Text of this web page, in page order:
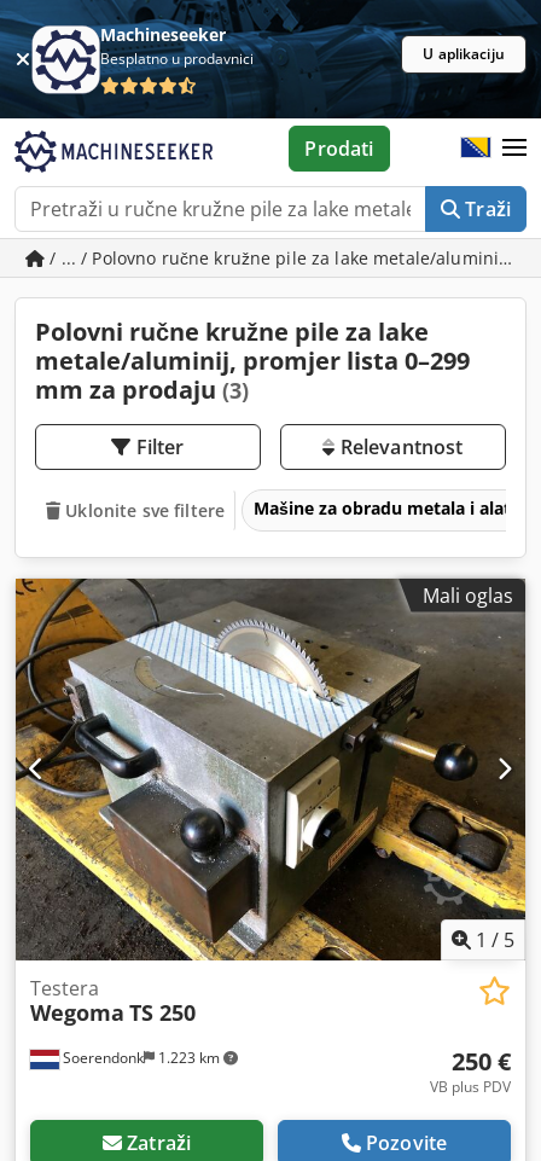
Machineseeker
Besplatno u prodavnici U aplikaciju
Traži
Prodati
/ ... / Polovno ručne kružne pile za lake metale/aluminij,
Polovni ručne kružne pile za lake
metale/aluminij, promjer lista 0–299
mm za prodaju (3)
Filter Relevantnost
Uklonite sve filtere Mašine za obradu metala i alatne
Mali oglas
1 / 5
Soerendonk 1.223 km
Testera
Wegoma TS 250
250 €
VB plus PDV
Zatraži Pozovite